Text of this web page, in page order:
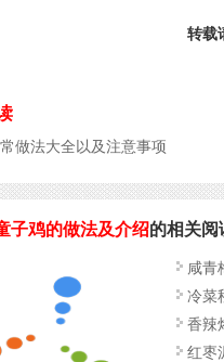
转载
做法大全以及注意事项
子鸡的做法及介绍的相关阅
咸青
冷菜
香辣
红枣